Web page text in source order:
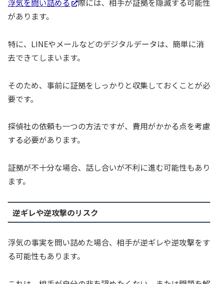
浮気を問い詰める
際には、相手が証拠を隠滅する可能性
があります。
特に、LINEやメールなどのデジタルデータは、簡単に消
去できてしまいます。
そのため、事前に証拠をしっかりと収集しておくことが必
要です。
探偵社の依頼も一つの方法ですが、費用がかかる点を考慮
する必要があります。
証拠が不十分な場合、話し合いが不利に進む可能性もあり
ます。
逆ギレや逆攻撃のリスク
浮気の事実を問い詰めた場合、相手が逆ギレや逆攻撃をす
る可能性もあります。